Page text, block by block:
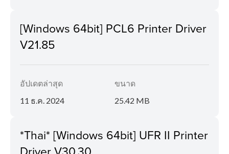
[Windows 64bit] PCL6 Printer Driver
V21.85
อัปเดตล่าสุด
11 ธ.ค. 2024
ขนาด
25.42 MB
*Thai* [Windows 64bit] UFR II Printer
Driver V30.30